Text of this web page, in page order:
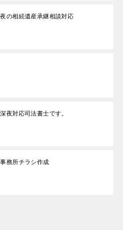
の相続遺産承継相談対応
夜対応司法書士です。
務所チラシ作成